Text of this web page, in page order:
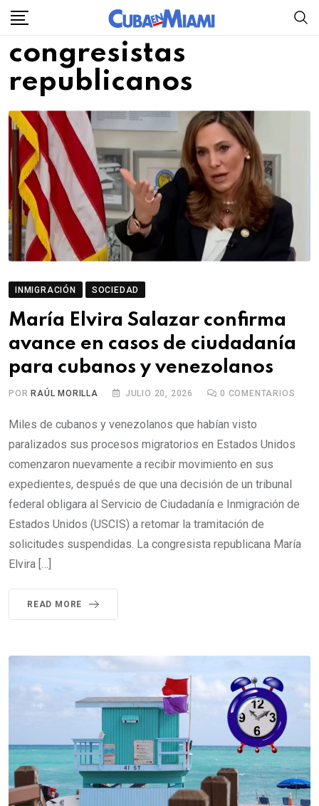
Skip
content
congresistas
republicanos
INMIGRACIÓN SOCIEDAD
María Elvira Salazar confirma
avance en casos de ciudadanía
para cubanos y venezolanos
POR RAÚL MORILLA JULIO 20, 2026 0 COMENTARIOS
Miles de cubanos y venezolanos que habían visto
paralizados sus procesos migratorios en Estados Unidos
comenzaron nuevamente a recibir movimiento en sus
expedientes, después de que una decisión de un tribunal
federal obligara al Servicio de Ciudadanía e Inmigración de
Estados Unidos (USCIS) a retomar la tramitación de
solicitudes suspendidas. La congresista republicana María
Elvira […]
READ MORE